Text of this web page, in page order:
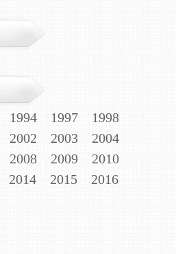
1994 1997
1998
2002 2003
2004
2008 2009
2010
2014 2015
2016